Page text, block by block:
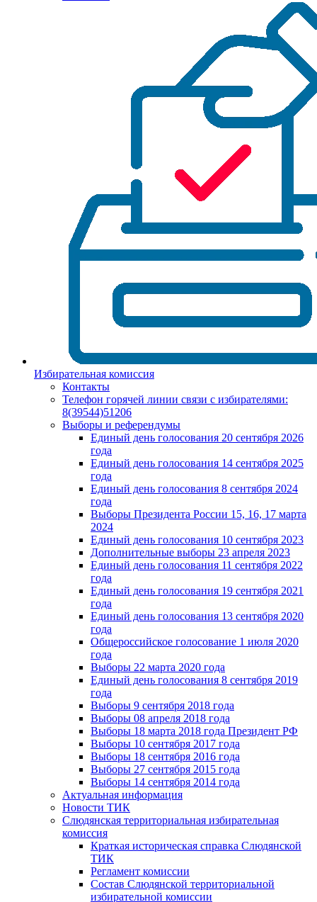
Избирательная комиссия
Контакты
Телефон горячей линии связи с избирателями:
8(39544)51206
Выборы и референдумы
Единый день голосования 20 сентября 2026
года
Единый день голосования 14 сентября 2025
года
Единый день голосования 8 сентября 2024
года
Выборы Президента России 15, 16, 17 марта
2024
Единый день голосования 10 сентября 2023
Дополнительные выборы 23 апреля 2023
Единый день голосования 11 сентября 2022
года
Единый день голосования 19 сентября 2021
года
Единый день голосования 13 сентября 2020
года
Общероссийское голосование 1 июля 2020
года
Выборы 22 марта 2020 года
Единый день голосования 8 сентября 2019
года
Выборы 9 сентября 2018 года
Выборы 08 апреля 2018 года
Выборы 18 марта 2018 года Президент РФ
Выборы 10 сентября 2017 года
Выборы 18 сентября 2016 года
Выборы 27 сентября 2015 года
Выборы 14 сентября 2014 года
Актуальная информация
Новости ТИК
Слюдянская территориальная избирательная
комиссия
Краткая историческая справка Слюдянской
ТИК
Регламент комиссии
Состав Слюдянской территориальной
избирательной комиссии